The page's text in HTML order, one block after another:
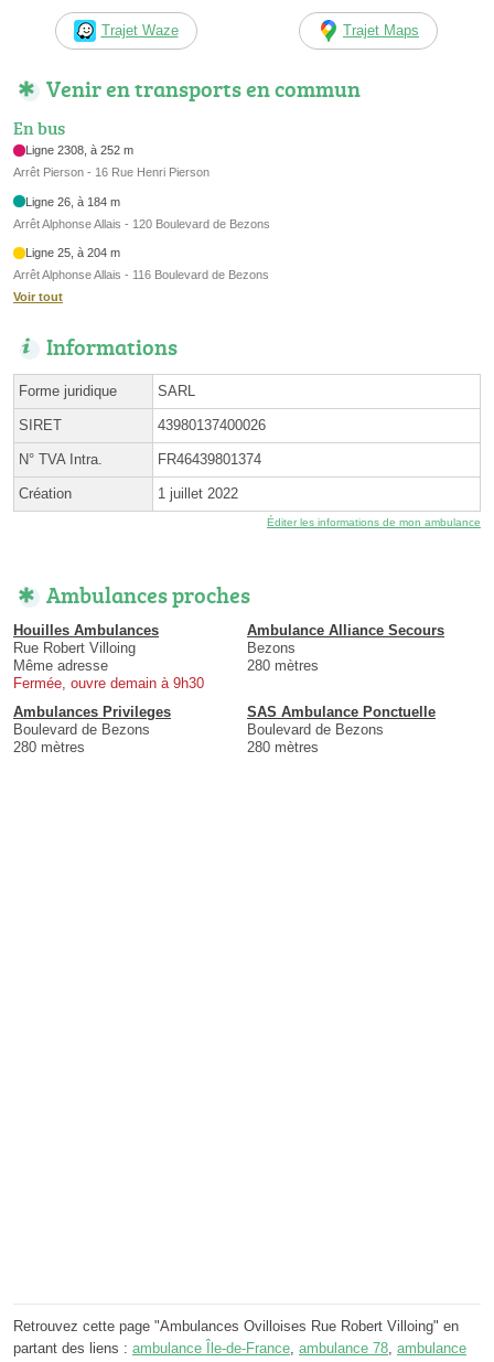
Trajet Waze Trajet Maps
Venir en transports en commun
En bus
Ligne 2308, à 252 m
Arrêt Pierson - 16 Rue Henri Pierson
Ligne 26, à 184 m
Arrêt Alphonse Allais - 120 Boulevard de Bezons
Ligne 25, à 204 m
Arrêt Alphonse Allais - 116 Boulevard de Bezons
Voir tout
Informations
Forme juridique SARL
SIRET 43980137400026
N° TVA Intra. FR46439801374
Création 1 juillet 2022
Éditer les informations de mon ambulance
Ambulances proches
Houilles Ambulances
Rue Robert Villoing
Même adresse
Fermée, ouvre demain à 9h30
Ambulance Alliance Secours
Bezons
280 mètres
Ambulances Privileges
Boulevard de Bezons
280 mètres
SAS Ambulance Ponctuelle
Boulevard de Bezons
280 mètres
Retrouvez cette page "Ambulances Ovilloises Rue Robert Villoing" en
partant des liens : ambulance Île-de-France, ambulance 78, ambulance